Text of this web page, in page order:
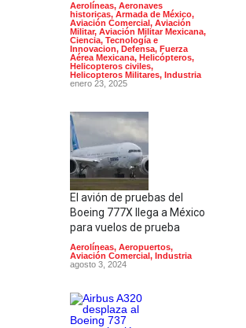
Aerolíneas, Aeronaves
historicas, Armada de México,
Aviación Comercial, Aviación
Militar, Aviación Militar Mexicana,
Ciencia, Tecnología e
Innovacion, Defensa, Fuerza
Aérea Mexicana, Helicópteros,
Helicopteros civiles,
Helicopteros Militares, Industria
enero 23, 2025
El avión de pruebas del
Boeing 777X llega a México
para vuelos de prueba
Aerolíneas, Aeropuertos,
Aviación Comercial, Industria
agosto 3, 2024